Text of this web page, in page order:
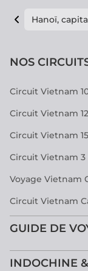
continu dans la
Hanoï,
NOS
Circuit Vietnam
Circuit Vietnam
Circuit Vietnam
Circuit Vietnam 3
Voyage Vietnam
Circuit Vietnam
GUIDE DE
INDOCHINE